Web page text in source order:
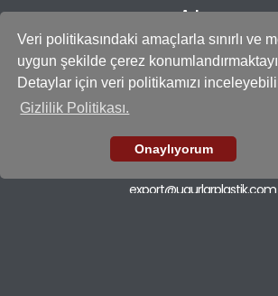
Veri politikasındaki amaçlarla sınırlı ve
uygun şekilde çerez
Detaylar için veri politikamızı
Gizlilik Politikası.
Onaylıyorum
Adres:
IOSB Mah., İpkas Sanayi Sitesi 3. Etap C
34490 Başakşehir - İstanbul /
Showroom
+90 (212) 659 26 52
+90 (212) 549 37 17
export@ugurlarplastik.com